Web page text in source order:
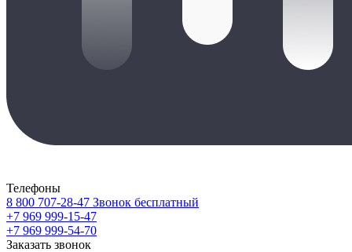
Телефоны
8 800 707-28-47 Звонок бесплатный
+7 969 999-15-47
+7 969 999-54-70
Заказать звонок